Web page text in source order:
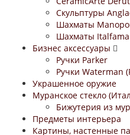
Скульптуры
Шахматы
Шахматы
Бизнес аксессуары
Ручки Parker
Ручки Waterman
Украшенное оружие
Муранское стекло
Бижутерия из
Предметы интерьера
Картины, настенные